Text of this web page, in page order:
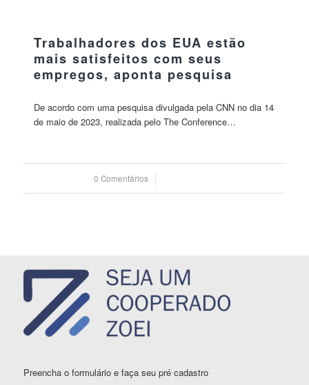
Trabalhadores dos EUA estão
mais satisfeitos com seus
empregos, aponta pesquisa
De acordo com uma pesquisa divulgada pela CNN no dia 14
de maio de 2023, realizada pelo The Conference…
0 Comentários
/
Preencha o formulário e faça seu pré cadastro